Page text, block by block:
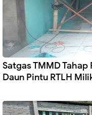
Satgas TMMD
Daun Pintu RTLH